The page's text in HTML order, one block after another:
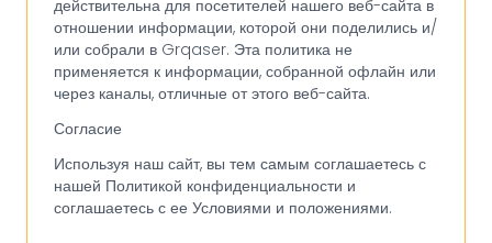
действительна для посетителей нашего веб-сайта в
отношении информации, которой они поделились и/
или собрали в Grqaser. Эта политика не
применяется к информации, собранной офлайн или
через каналы, отличные от этого веб-сайта.
Согласие
Используя наш сайт, вы тем самым соглашаетесь с
нашей Политикой конфиденциальности и
соглашаетесь с ее Условиями и положениями.